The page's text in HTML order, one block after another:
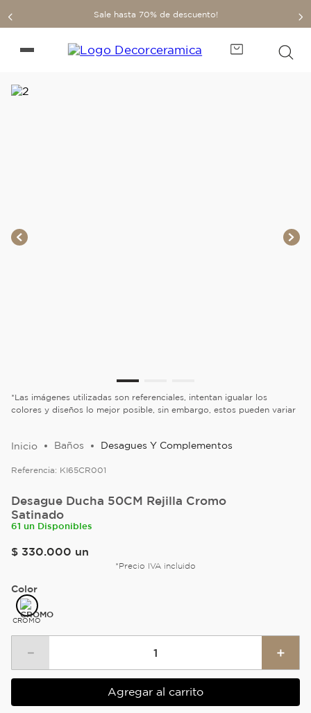
Sale hasta 70% de descuento!
*Las imágenes utilizadas son referenciales, intentan igualar los
colores y diseños lo mejor posible, sin embargo, estos pueden variar
Baños Desagues Y Complementos
Referencia: KI65CR001
Desague Ducha 50CM Rejilla Cromo
Satinado
61 un Disponibles
$ 330.000 un
*Precio IVA incluido
Color
CROMO
＋
－
Agregar al carrito